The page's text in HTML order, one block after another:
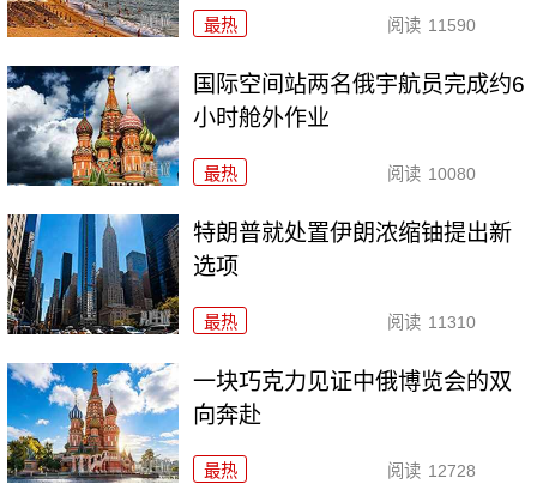
最热 阅读 11590
国际空间站两名俄宇航员完成约6
小时舱外作业
最热 阅读 10080
特朗普就处置伊朗浓缩铀提出新
选项
最热 阅读 11310
一块巧克力见证中俄博览会的双
向奔赴
最热 阅读 12728